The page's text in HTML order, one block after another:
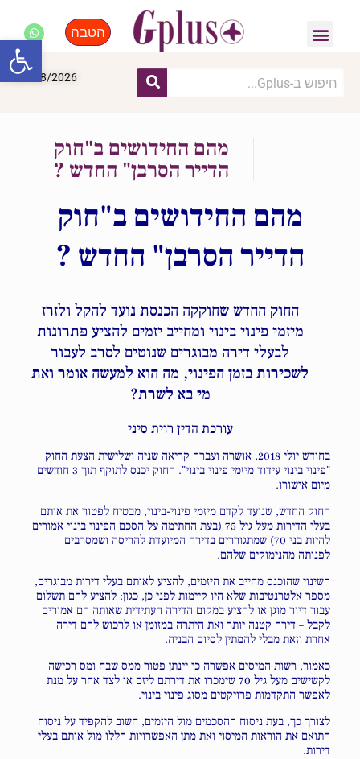
הטבה
07/08/2026
מהם החידושים ב"חוק
הדייר הסרבן" החדש ?
מהם החידושים ב"חוק
הדייר הסרבן" החדש ?
החוק החדש שחוקקה הכנסת נועד להקל ולזרז
מיזמי פינוי בינוי ומחייב יזמים להציע פתרונות
לבעלי דירה מבוגרים שנוטים לסרב לעבור
לשכירות בזמן הפינוי, מה הוא למעשה אומר ואת
מי בא לשרת?
עורכת הדין רוית סיני
בחודש יולי 2018, אושרה ועברה קריאה שניה ושלישית הצעת החוק
"פינוי בינוי עידוד מיזמי פינוי בינוי". החוק יכנס לתוקף תוך 3 חודשים
מיום אישורו.
החוק החדש, שנועד לקדם מיזמי פינוי-בינוי, מבטיח לפטור את אותם
בעלי הדירות מעל גיל 75 (בעת החתימה על הסכם הפינוי בינוי אמורים
להיות בני 70) שמתגוררים בדירה המיועדת להריסה ושמסרבים
לפנותה מהנימוקים שלהם.
השינוי שהוכנס מחייב את היזמים, להציע לאותם בעלי דירות מבוגרים,
מספר אלטרנטיבות שלא היו קיימות לפני כן, כגון: להציע להם תשלום
עבור דיור מוגן או להציע במקום הדירה העתידית שאותה הם אמורים
לקבל – דירה קטנה יותר ואת היתרה במזומן או לרכוש להם דירה
אחרת וזאת מבלי להמתין לסיום הבניה.
כאמור, רשות המיסים אפשרה כי יינתן פטור ממס שבח ומס רכישה
לקשישים מעל גיל 70 שימכרו את דירתם ליזם או לצד אחר על מנת
לאפשר התקדמות פרויקטים מסוג פינוי בינוי.
לצורך כך, בעת ניסוח ההסכמים מול היזמים, חשוב להקפיד על ניסוח
התואם את הוראות המיסוי ואת מתן האפשרויות הללו מול אותם בעלי
דירות.
פתח